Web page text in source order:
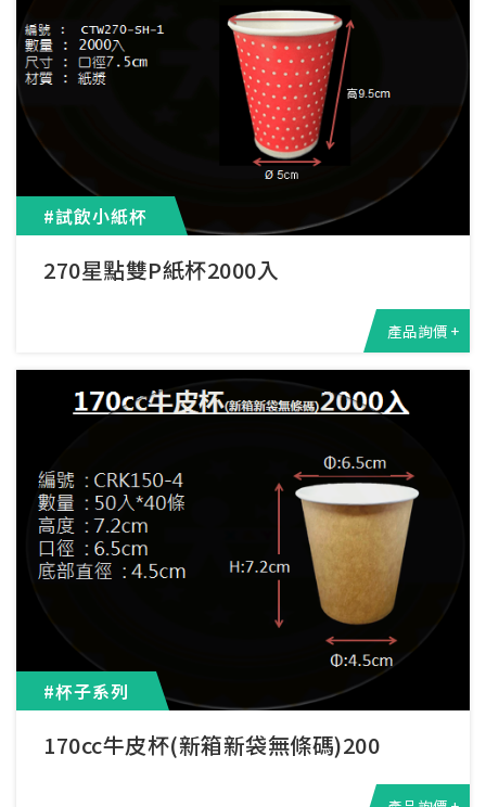
#試飲小紙杯
270星點雙P紙杯2000入
產品詢價 +
#杯子系列
170cc牛皮杯(新箱新袋無條碼)200